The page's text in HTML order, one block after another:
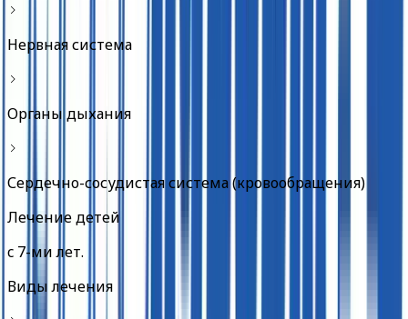
Нервная система
Органы дыхания
Сердечно-сосудистая система (кровообращения)
Лечение детей
c 7-ми лет.
Виды лечения